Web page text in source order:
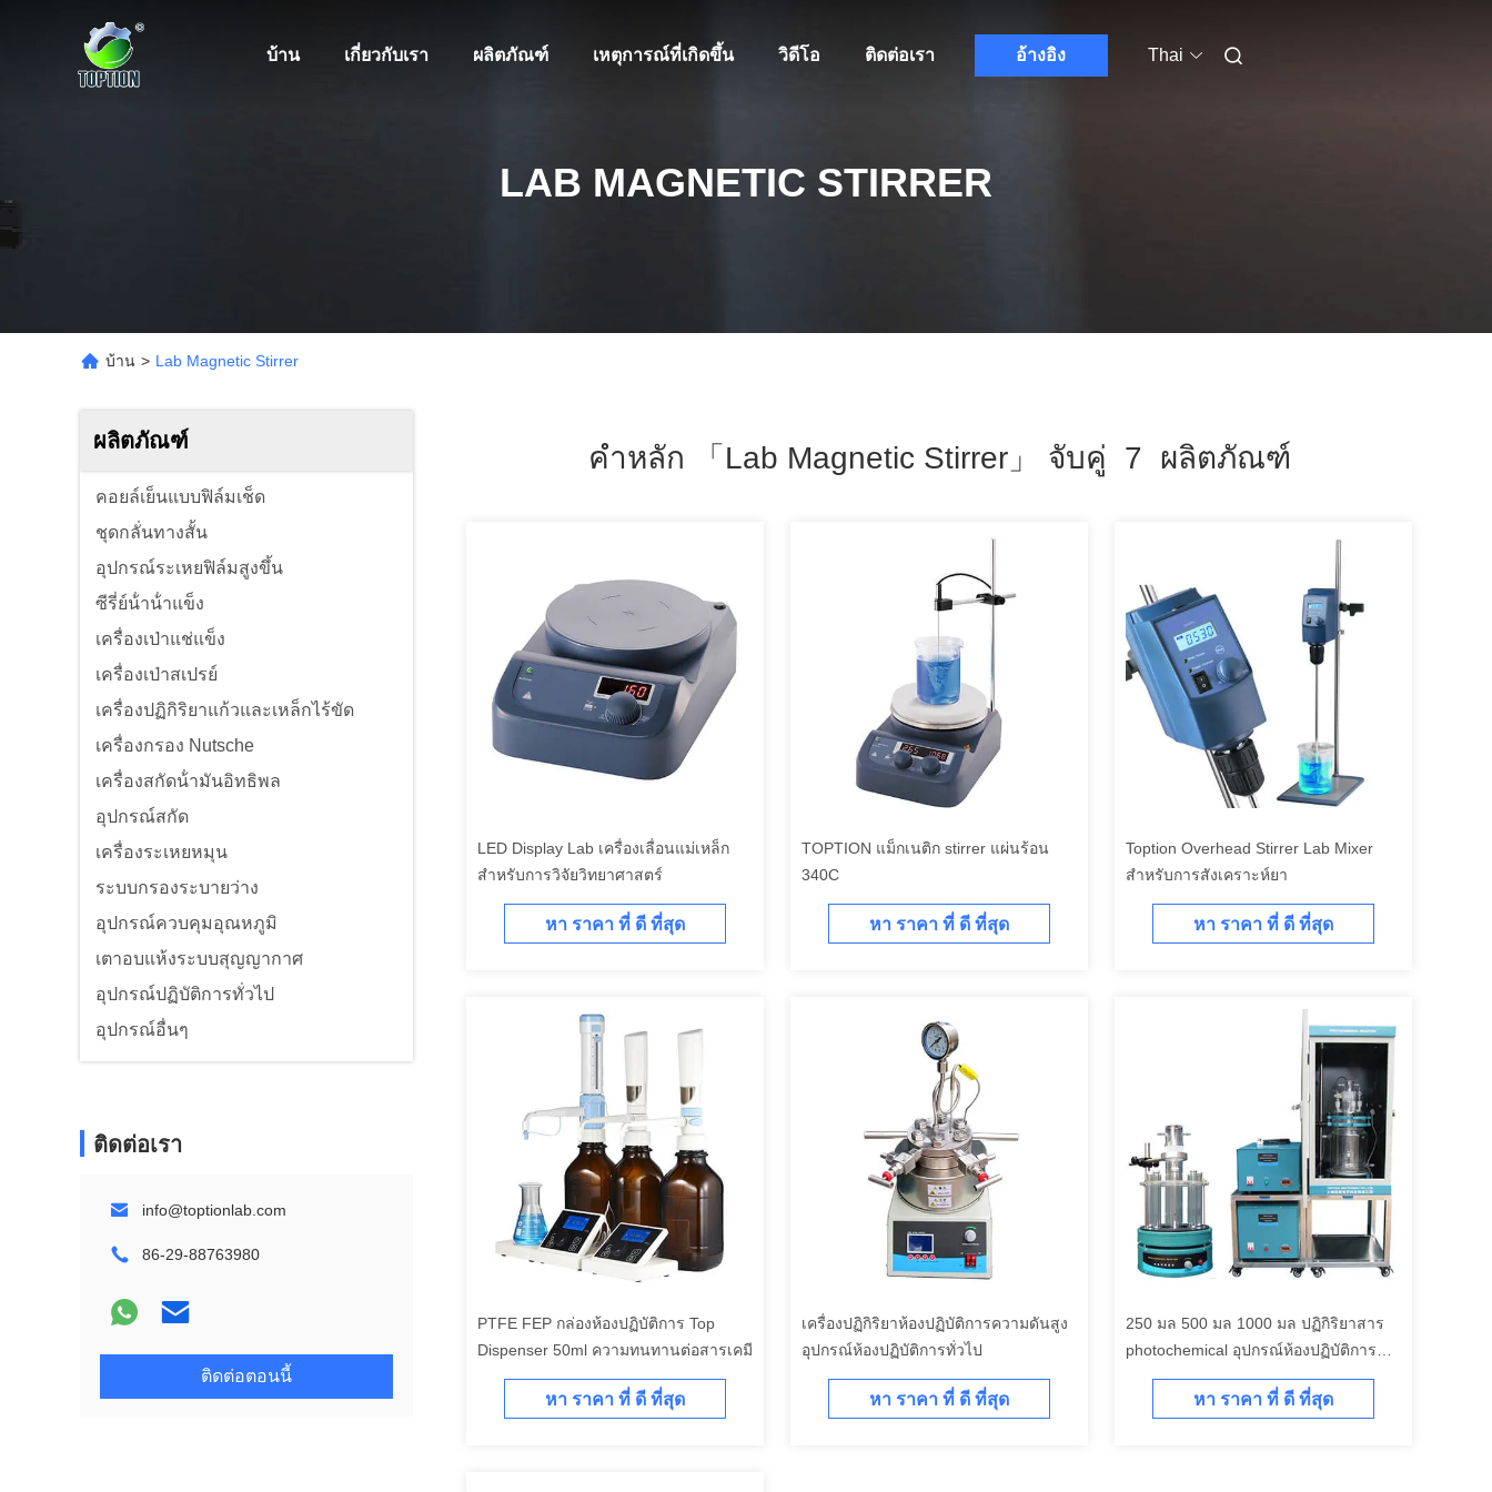
บ้าน เกี่ยวกับเรา ผลิตภัณฑ์ เหตุการณ์ที่เกิดขึ้น วิดีโอ ติดต่อเรา อ้างอิง Thai
LAB MAGNETIC STIRRER
บ้าน > Lab Magnetic Stirrer
ผลิตภัณฑ์
คอยล์เย็นแบบฟิล์มเช็ด
ชุดกลั่นทางสั้น
อุปกรณ์ระเหยฟิล์มสูงขึ้น
ซีรี่ย์น้ําน้ําแข็ง
เครื่องเป่าแช่แข็ง
เครื่องเป่าสเปรย์
เครื่องปฏิกิริยาแก้วและเหล็กไร้ขัด
เครื่องกรอง Nutsche
เครื่องสกัดน้ํามันอิทธิพล
อุปกรณ์สกัด
เครื่องระเหยหมุน
ระบบกรองระบายว่าง
อุปกรณ์ควบคุมอุณหภูมิ
เตาอบแห้งระบบสุญญากาศ
อุปกรณ์ปฏิบัติการทั่วไป
อุปกรณ์อื่นๆ
ติดต่อเรา
info@toptionlab.com
86-29-88763980
ติดต่อตอนนี้
คำหลัก 「lab Magnetic Stirrer」 จับคู่ 7 ผลิตภัณฑ์
LED Display Lab เครื่องเลื่อนแม่เหล็ก
สําหรับการวิจัยวิทยาศาสตร์
หา ราคา ที่ ดี ที่สุด
TOPTION แม็กเนติก stirrer แผ่นร้อน
340C
หา ราคา ที่ ดี ที่สุด
Toption Overhead Stirrer Lab Mixer
สําหรับการสังเคราะห์ยา
หา ราคา ที่ ดี ที่สุด
PTFE FEP กล่องห้องปฏิบัติการ Top
Dispenser 50ml ความทนทานต่อสารเคมี
หา ราคา ที่ ดี ที่สุด
เครื่องปฏิกิริยาห้องปฏิบัติการความดันสูง
อุปกรณ์ห้องปฏิบัติการทั่วไป
หา ราคา ที่ ดี ที่สุด
250 มล 500 มล 1000 มล ปฏิกิริยาสาร
photochemical อุปกรณ์ห้องปฏิบัติการ
ทั่วไป
หา ราคา ที่ ดี ที่สุด